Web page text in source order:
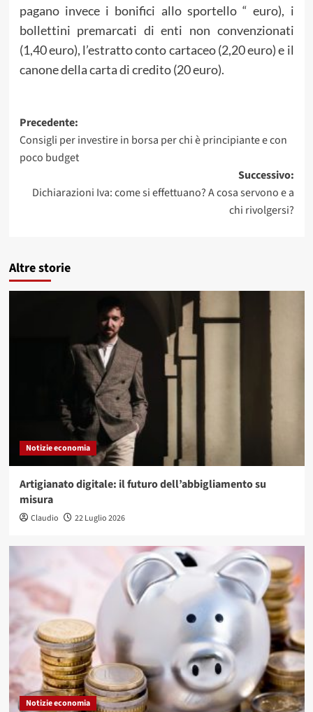
pagano invece i bonifici allo sportello “ euro), i
bollettini premarcati di enti non convenzionati
(1,40 euro), l’estratto conto cartaceo (2,20 euro) e il
canone della carta di credito (20 euro).
Navigazione
articolo
Precedente:
Consigli per investire in borsa per chi è principiante e con
poco budget
Successivo:
Dichiarazioni Iva: come si effettuano? A cosa servono e a
chi rivolgersi?
Altre storie
Notizie economia
Artigianato digitale: il futuro dell’abbigliamento su
misura
Claudio 22 Luglio 2026
Notizie economia